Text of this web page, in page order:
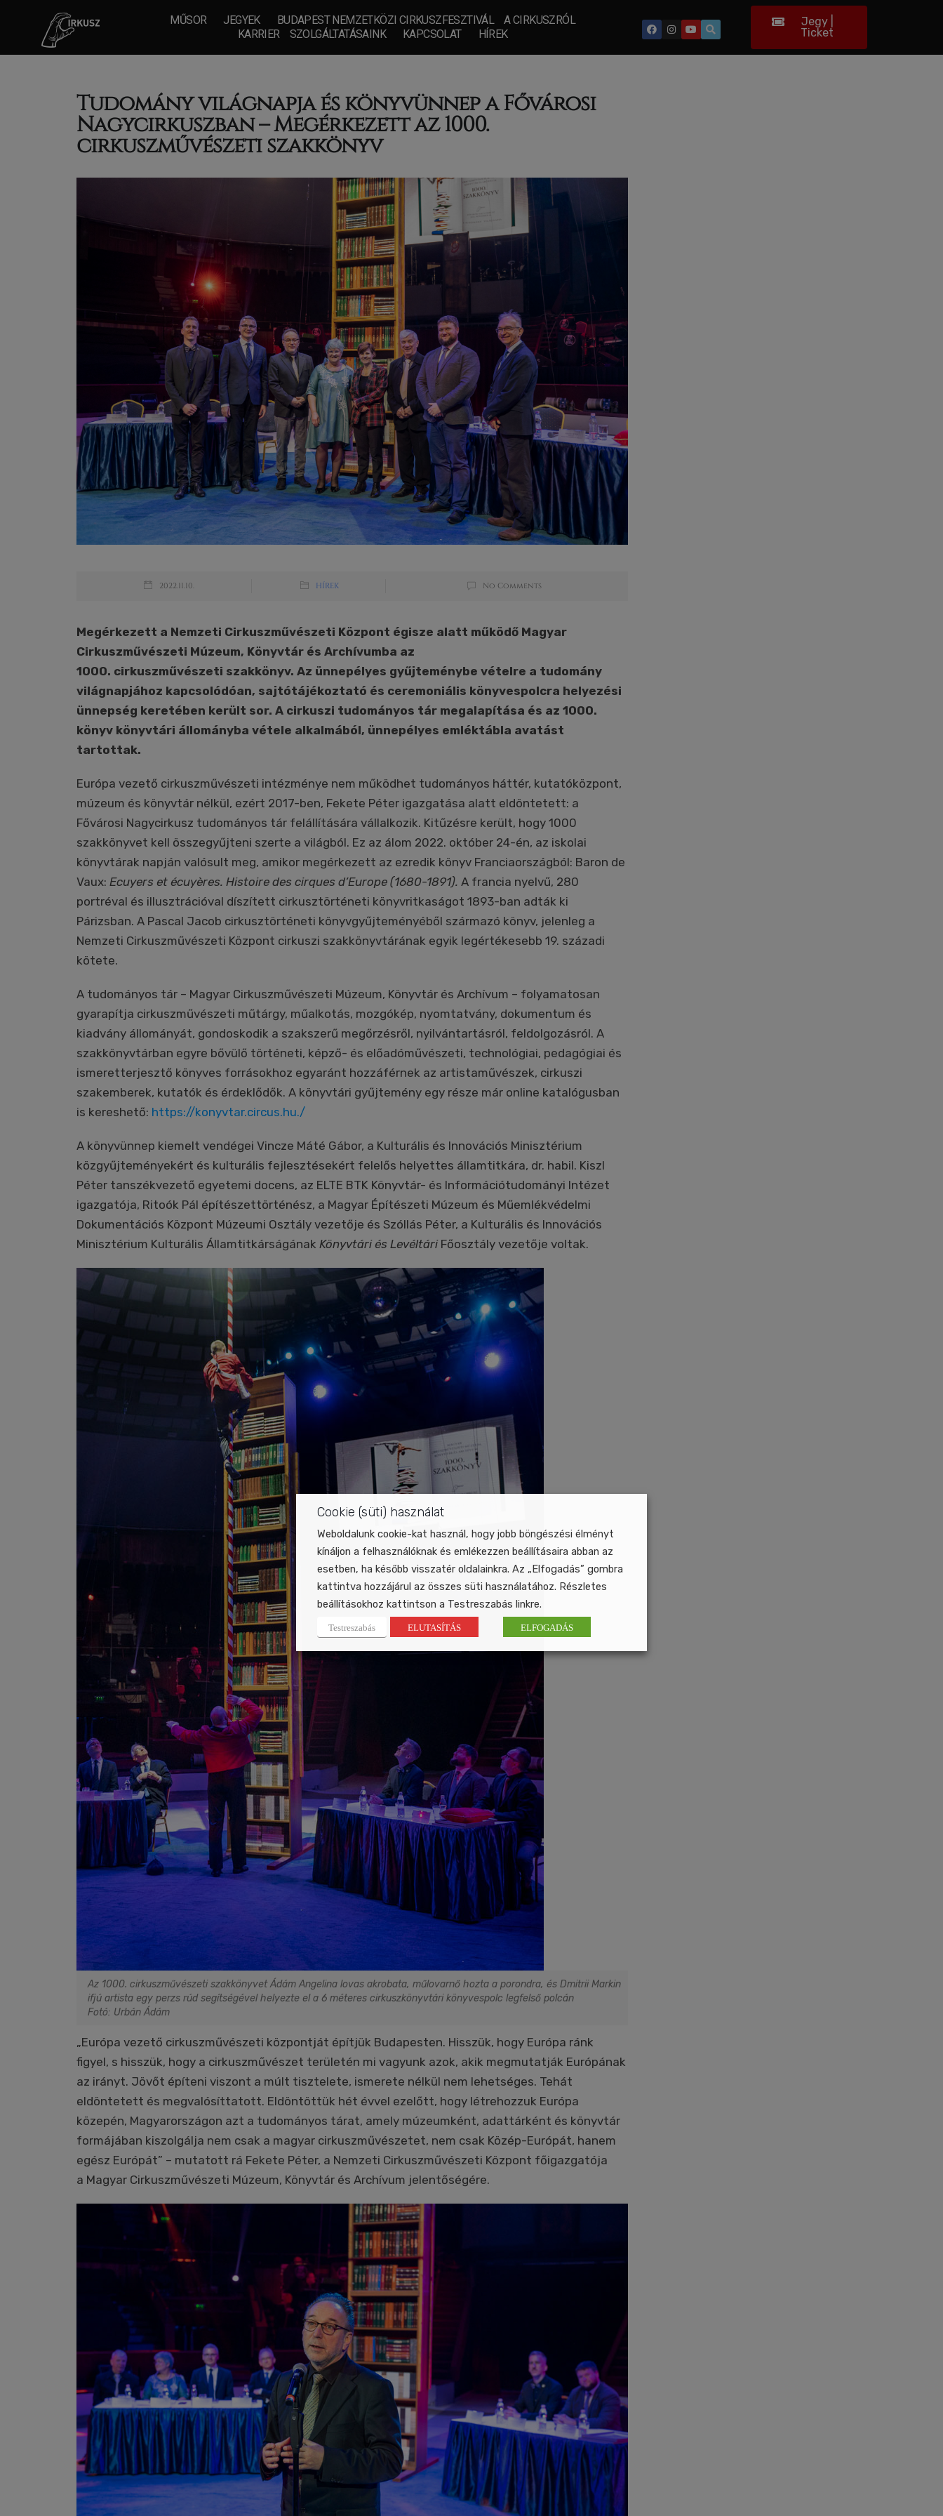
MŰSOR JEGYEK BUDAPEST NEMZETKÖZI CIRKUSZFESZTIVÁL
A CIRKUSZRÓL
KARRIER
SZOLGÁLTATÁSAINK KAPCSOLAT HÍREK
Jegy |
Ticket
Tudomány világnapja és könyvünnep a Fővárosi
Nagycirkuszban – Megérkezett az 1000.
cirkuszművészeti szakkönyv
2022.11.10. HÍREK No Comments
Megérkezett a Nemzeti Cirkuszművészeti Központ égisze alatt működő Magyar
Cirkuszművészeti Múzeum, Könyvtár és Archívumba az
1000. cirkuszművészeti szakkönyv. Az ünnepélyes gyűjteménybe vételre a tudomány
világnapjához kapcsolódóan, sajtótájékoztató és ceremoniális könyvespolcra helyezési
ünnepség keretében került sor. A cirkuszi tudományos tár megalapítása és az 1000.
könyv könyvtári állományba vétele alkalmából, ünnepélyes emléktábla avatást
tartottak.
Európa vezető cirkuszművészeti intézménye nem működhet tudományos háttér, kutatóközpont,
múzeum és könyvtár nélkül, ezért 2017-ben, Fekete Péter igazgatása alatt eldöntetett: a
Fővárosi Nagycirkusz tudományos tár felállítására vállalkozik. Kitűzésre került, hogy 1000
szakkönyvet kell összegyűjteni szerte a világból. Ez az álom 2022. október 24-én, az iskolai
könyvtárak napján valósult meg, amikor megérkezett az ezredik könyv Franciaországból: Baron de
Vaux: Ecuyers et écuyères. Histoire des cirques d’Europe (1680-1891). A francia nyelvű, 280
portréval és illusztrációval díszített cirkusztörténeti könyvritkaságot 1893-ban adták ki
Párizsban. A Pascal Jacob cirkusztörténeti könyvgyűjteményéből származó könyv, jelenleg a
Nemzeti Cirkuszművészeti Központ cirkuszi szakkönyvtárának egyik legértékesebb 19. századi
kötete.
A tudományos tár – Magyar Cirkuszművészeti Múzeum, Könyvtár és Archívum – folyamatosan
gyarapítja cirkuszművészeti műtárgy, műalkotás, mozgókép, nyomtatvány, dokumentum és
kiadvány állományát, gondoskodik a szakszerű megőrzésről, nyilvántartásról, feldolgozásról. A
szakkönyvtárban egyre bővülő történeti, képző- és előadóművészeti, technológiai, pedagógiai és
ismeretterjesztő könyves forrásokhoz egyaránt hozzáférnek az artistaművészek, cirkuszi
szakemberek, kutatók és érdeklődők. A könyvtári gyűjtemény egy része már online katalógusban
is kereshető: https://konyvtar.circus.hu./
A könyvünnep kiemelt vendégei Vincze Máté Gábor, a Kulturális és Innovációs Minisztérium
közgyűjteményekért és kulturális fejlesztésekért felelős helyettes államtitkára, dr. habil. Kiszl
Péter tanszékvezető egyetemi docens, az ELTE BTK Könyvtár- és Információtudományi Intézet
igazgatója, Ritoók Pál építészettörténész, a Magyar Építészeti Múzeum és Műemlékvédelmi
Dokumentációs Központ Múzeumi Osztály vezetője és Szóllás Péter, a Kulturális és Innovációs
Minisztérium Kulturális Államtitkárságának Könyvtáriés LevéltáriFőosztály vezetője voltak.
Az 1000. cirkuszművészeti szakkönyvet Ádám Angelina lovas akrobata, műlovarnő hozta a porondra, és Dmitrii Markin
ifjú artista egy perzs rúd segítségével helyezte el a 6 méteres cirkuszkönyvtári könyvespolc legfelső polcán
Fotó: Urbán Ádám
„Európa vezető cirkuszművészeti központját építjük Budapesten. Hisszük, hogy Európa ránk
figyel, s hisszük, hogy a cirkuszművészet területén mi vagyunk azok, akik megmutatják Európának
az irányt. Jövőt építeni viszont a múlt tisztelete, ismerete nélkül nem lehetséges. Tehát
eldöntetett és megvalósíttatott. Eldöntöttük hét évvel ezelőtt, hogy létrehozzuk Európa
közepén, Magyarországon azt a tudományos tárat, amely múzeumként, adattárként és könyvtár
formájában kiszolgálja nem csak a magyar cirkuszművészetet, nem csak Közép-Európát, hanem
egész Európát” – mutatott rá Fekete Péter, a Nemzeti Cirkuszművészeti Központ főigazgatója
a Magyar Cirkuszművészeti Múzeum, Könyvtár és Archívum jelentőségére.
Cookie (süti) használat
Weboldalunk cookie-kat használ, hogy jobb böngészési élményt
kínáljon a felhasználóknak és emlékezzen beállításaira abban az
esetben, ha később visszatér oldalainkra. Az „Elfogadás” gombra
kattintva hozzájárul az összes süti használatához. Részletes
beállításokhoz kattintson a Testreszabás linkre.
Testreszabás ELUTASÍTÁS ELFOGADÁS